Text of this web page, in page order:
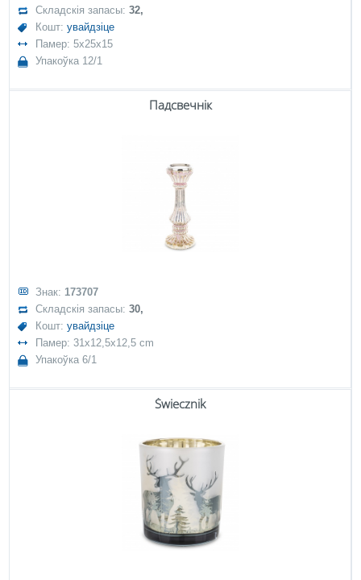
Складскія запасы:32,
Кошт:увайдзіце
Памер: 5x25x15
Упакоўка 12/1
Падсвечнік
Знак: 173707
Складскія запасы:30,
Кошт:увайдзіце
Памер: 31x12,5x12,5 cm
Упакоўка 6/1
Świecznik